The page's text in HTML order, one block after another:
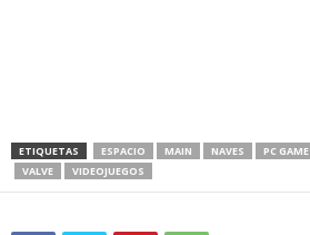
ETIQUETAS ESPACIO MAIN NAVES PC GAME
VALVE
VIDEOJUEGOS